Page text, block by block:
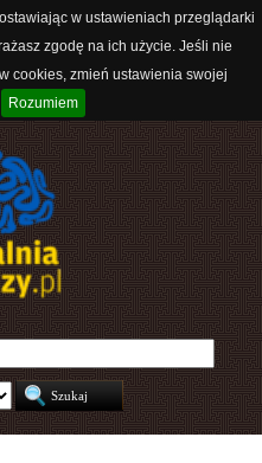
w ustawieniach przeglądarki
zgodę na ich użycie. Jeśli nie
cookies, zmień ustawienia swojej
Rozumiem